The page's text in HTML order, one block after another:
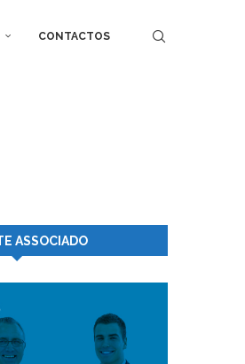
CONTACTOS
ASSOCIADO